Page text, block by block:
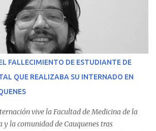
FALLECIMIENTO DE ESTUDIANTE DE
QUE REALIZABA SU INTERNADO EN
vive la Facultad de Medicina de la
y la comunidad de Cauquenes tras